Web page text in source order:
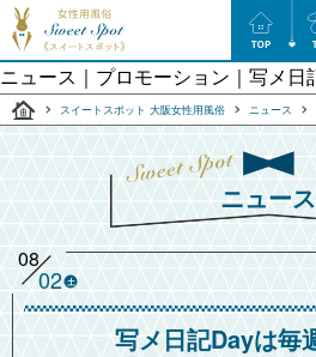
ニュース｜プロモーション｜写メ日
スイートスポット 大阪女性用風俗 ニュース
ニュース
08
02 土
写メ日記Dayは毎